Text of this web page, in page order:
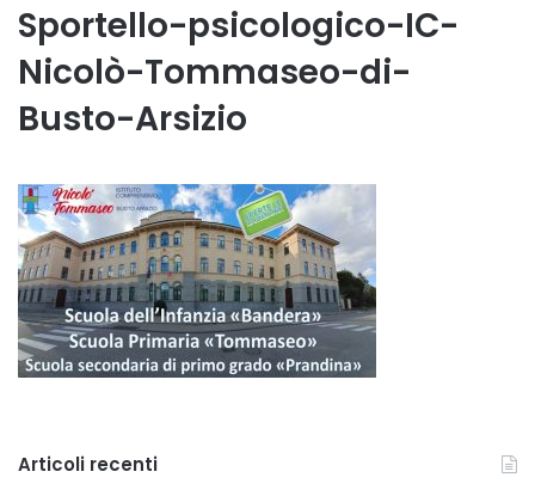
Sportello-psicologico-IC-
Nicolò-Tommaseo-di-
Busto-Arsizio
Articoli recenti